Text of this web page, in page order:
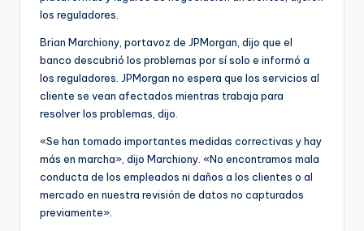
los reguladores.
Brian Marchiony, portavoz de JPMorgan, dijo que el
banco descubrió los problemas por sí solo e informó a
los reguladores. JPMorgan no espera que los servicios al
cliente se vean afectados mientras trabaja para
resolver los problemas, dijo.
«Se han tomado importantes medidas correctivas y hay
más en marcha», dijo Marchiony. «No encontramos mala
conducta de los empleados ni daños a los clientes o al
mercado en nuestra revisión de datos no capturados
previamente».